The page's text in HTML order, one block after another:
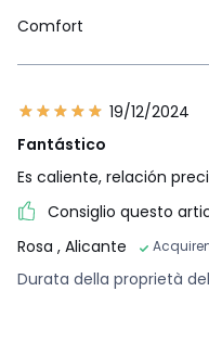
Comfort
19/12/2024
Fantástico
Es caliente, relación
Consiglio questo
Rosa , Alicante
Durata della proprietà